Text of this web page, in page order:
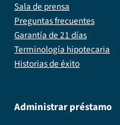
Sala de prensa
Preguntas frecuentes
Garantía de 21 días
Terminología hipotecaria
Historias de éxito
Administrar préstamo